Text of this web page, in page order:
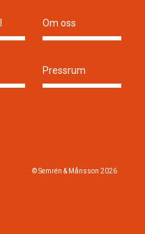
Om oss
Pressrum
© Semrén & Månsson 2026